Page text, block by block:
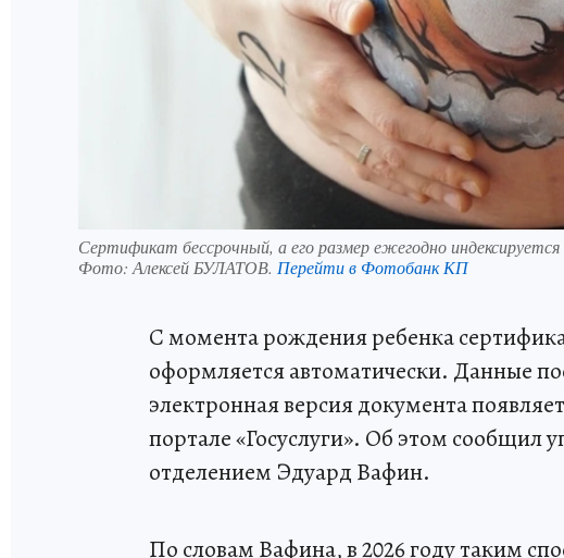
Сертификат бессрочный, а его размер ежегодно индексируется
Фото: Алексей БУЛАТОВ. Перейти в Фотобанк КП
С момента рождения ребенка
оформляется автоматически. Данные
электронная версия документа
портале «Госуслуги». Об этом
отделением Эдуард Вафин.
По словам Вафина, в 2026 году таким